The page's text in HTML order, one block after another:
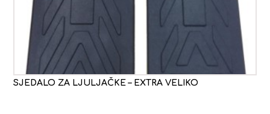
SJEDALO ZA LJULJAČKE – EXTRA VELIKO